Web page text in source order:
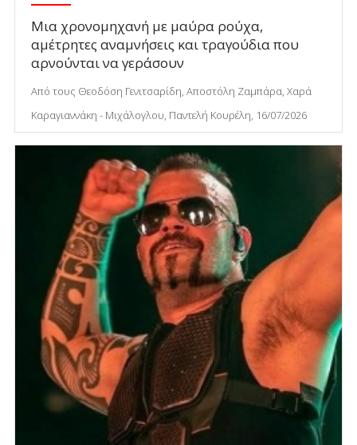
Μια χρονομηχανή με μαύρα ρούχα,
αμέτρητες αναμνήσεις και τραγούδια που
αρνούνται να γεράσουν
Από τους Θεοδόση Γενιτσαρίδη, Αποστόλη Ζαμπάρα, Χαρά
Καραγιαννάκη - Μιχάλογλου, Παντελή Κουρέλη, 16/07/2026